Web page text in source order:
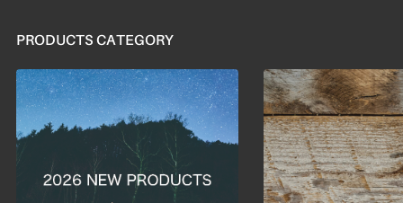
PRODUCTS CATEGORY